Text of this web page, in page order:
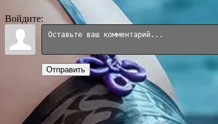
Войдите:
Отправить